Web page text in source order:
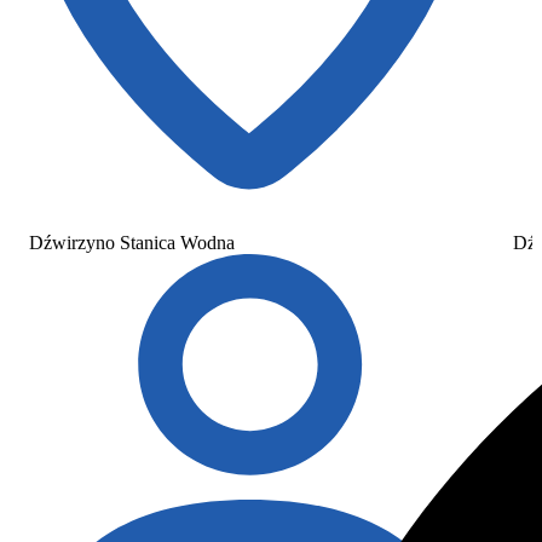
Dźwirzyno Stanica Wodna